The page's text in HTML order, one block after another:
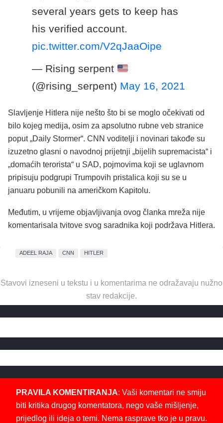
several years gets to keep has
his verified account.
pic.twitter.com/V2qJaaOipe
— Rising serpent
(@rising_serpent) May 16, 2021
Slavljenje Hitlera nije nešto što bi se moglo očekivati od
bilo kojeg medija, osim za apsolutno rubne veb stranice
poput „Daily Stormer“. CNN voditelji i novinari takođe su
izuzetno glasni o navodnoj prijetnji „bijelih supremacista“ i
„domaćih terorista“ u SAD, pojmovima koji se uglavnom
pripisuju podgrupi Trumpovih pristalica koji su se u
januaru pobunili na američkom Kapitolu.
Međutim, u vrijeme objavljivanja ovog članka mreža nije
komentarisala tvitove svog saradnika koji podržava Hitlera.
ADEEL RAJA CNN HITLER
Stavovi izneseni u tekstu i u komentarima ne odražavaju nužno
stav redakcije.
PRAVILA KOMENTIRANJA: Vaši komentari ne smiju
biti kritika drugog komentatora, nego vaše mišljenje,
prijedlog ili ideja o temi. Nema rasprave tko je u pravu.